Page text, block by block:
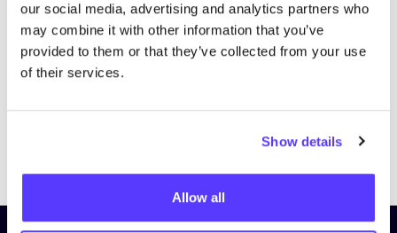
our social media, advertising and analytics partners who
may combine it with other information that you’ve
provided to them or that they’ve collected from your use
of their services.
Show details
Allow all
PreviousNext